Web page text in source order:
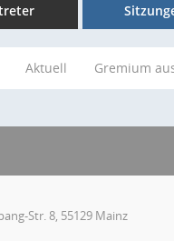
Aktuell Gremium
Str. 8, 55129 Mainz